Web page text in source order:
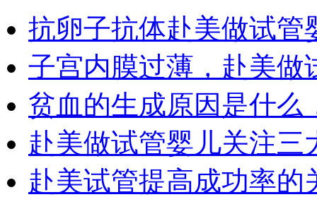
抗卵子抗体赴美做试管
子宫内膜过薄，赴美做
贫血的生成原因是什么
赴美做试管婴儿关注
赴美试管提高成功率的